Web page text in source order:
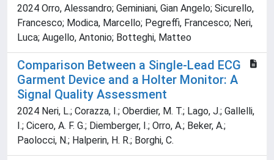
2024 Orro, Alessandro; Geminiani, Gian Angelo; Sicurello,
Francesco; Modica, Marcello; Pegreffi, Francesco; Neri,
Luca; Augello, Antonio; Botteghi, Matteo
Comparison Between a Single-Lead ECG
Garment Device and a Holter Monitor: A
Signal Quality Assessment
2024 Neri, L.; Corazza, I.; Oberdier, M. T.; Lago, J.; Gallelli,
I.; Cicero, A. F. G.; Diemberger, I.; Orro, A.; Beker, A.;
Paolocci, N.; Halperin, H. R.; Borghi, C.